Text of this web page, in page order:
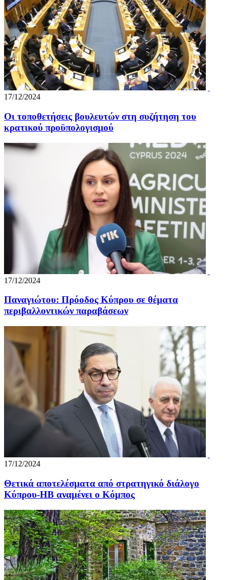
17/12/2024
Οι τοποθετήσεις βουλευτών στη συζήτηση του
κρατικού προϋπολογισμού
17/12/2024
Παναγιώτου: Πρόοδος Κύπρου σε θέματα
περιβαλλοντικών παραβάσεων
17/12/2024
Θετικά αποτελέσματα από στρατηγικό διάλογο
Κύπρου-ΗΒ αναμένει ο Κόμπος